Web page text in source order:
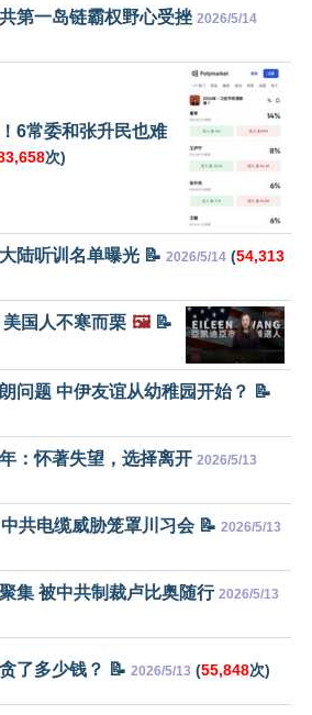
第一岛链霸权野心受挫 2026/5/14
6常委和张升民也难
次)
陆听训名单曝光 📝 2026/5/14 (54,313
国人不寒而栗 🖼️📝
问题 中伊友谊从幼稚园开始？ 📝
：怀著失望，选择离开 2026/5/13
共电缆威胁笼罩川习会 📝 2026/5/13
集 被中共制裁卢比奥随行 2026/5/13
了多少钱？ 📝 2026/5/13 (55,848次)